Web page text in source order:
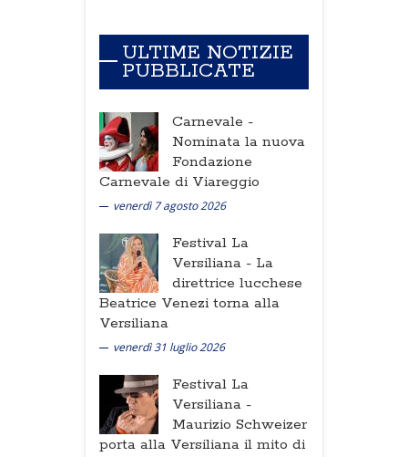
ULTIME NOTIZIE
PUBBLICATE
Carnevale -
Nominata la nuova
Fondazione
Carnevale di Viareggio
venerdì 7 agosto 2026
Festival La
Versiliana - La
direttrice lucchese
Beatrice Venezi torna alla
Versiliana
venerdì 31 luglio 2026
Festival La
Versiliana -
Maurizio Schweizer
porta alla Versiliana il mito di